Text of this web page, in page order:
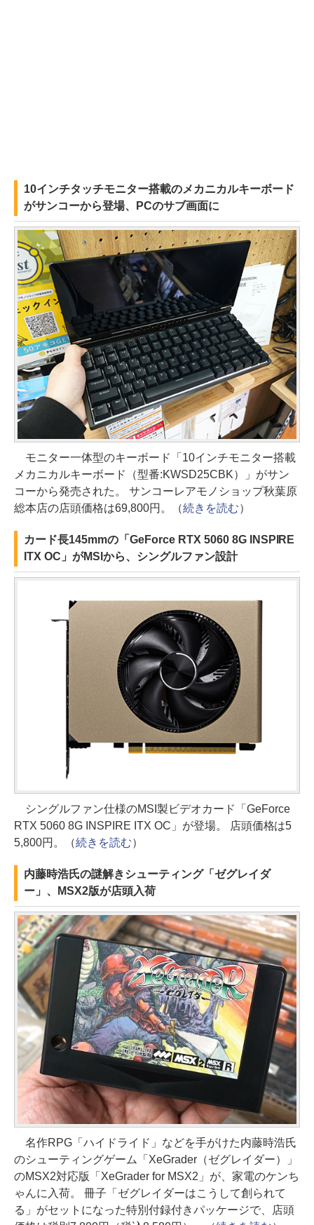
10インチタッチモニター搭載のメカニカルキーボード
がサンコーから登場、PCのサブ画面に
モニター一体型のキーボード「10インチモニター搭載
メカニカルキーボード（型番:KWSD25CBK）」がサン
コーから発売された。 サンコーレアモノショップ秋葉原
総本店の店頭価格は69,800円。（続きを読む）
カード長145mmの「GeForce RTX 5060 8G INSPIRE
ITX OC」がMSIから、シングルファン設計
シングルファン仕様のMSI製ビデオカード「GeForce
RTX 5060 8G INSPIRE ITX OC」が登場。 店頭価格は5
5,800円。（続きを読む）
内藤時浩氏の謎解きシューティング「ゼグレイダ
ー」、MSX2版が店頭入荷
名作RPG「ハイドライド」などを手がけた内藤時浩氏
のシューティングゲーム「XeGrader（ゼグレイダー）」
のMSX2対応版「XeGrader for MSX2」が、家電のケンち
ゃんに入荷。 冊子「ゼグレイダーはこうして創られて
る」がセットになった特別付録付きパッケージで、店頭